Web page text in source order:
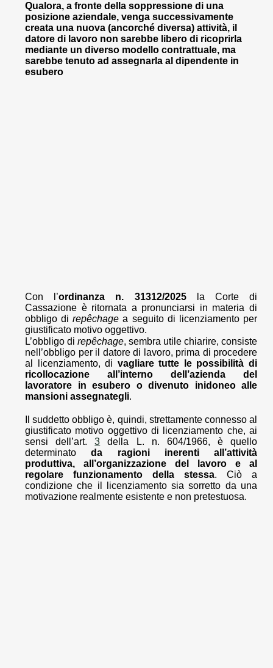
Qualora, a fronte della soppressione di una
posizione aziendale, venga successivamente
creata una nuova (ancorché diversa) attività, il
datore di lavoro non sarebbe libero di ricoprirla
mediante un diverso modello contrattuale, ma
sarebbe tenuto ad assegnarla al dipendente in
esubero
Con l’ordinanza n. 31312/2025la Corte di
Cassazione è ritornata a pronunciarsi in materia di
obbligo direpêchage a seguito di licenziamento per
giustificato motivo oggettivo.
L’obbligo di repêchage, sembra utile chiarire, consiste
nell’obbligo per il datore di lavoro, prima di procedere
al licenziamento, di vagliare tutte le possibilità di
ricollocazione all’interno dell’azienda del
lavoratore in esubero o divenuto inidoneo alle
mansioni assegnategli.
Il suddetto obbligo è, quindi, strettamente connesso al
giustificato motivo oggettivo di licenziamento che, ai
sensi dell’art.3 della L. n. 604/1966, è quello
determinatoda ragioni inerenti all’attività
produttiva, all’organizzazione del lavoro e al
regolare funzionamento della stessa. Ciò a
condizione che il licenziamento sia sorretto da una
motivazione realmente esistente e non pretestuosa.